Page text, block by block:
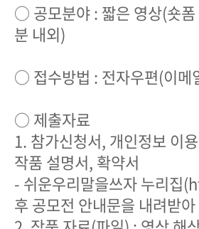
○ 공모분야 : 짧은 영상(숏
분 내외)
○ 접수방법 : 전자우편(이메
○ 제출자료
1. 참가신청서, 개인정보 이
작품 설명서, 확약서
- 쉬운우리말을쓰자 누리
후 공모전 안내문을 내려받